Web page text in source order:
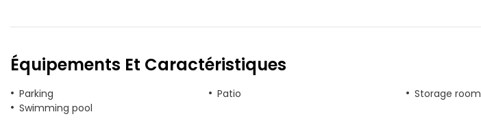
Équipements Et Caractéristiques
Parking Patio
Storage room
Swimming pool